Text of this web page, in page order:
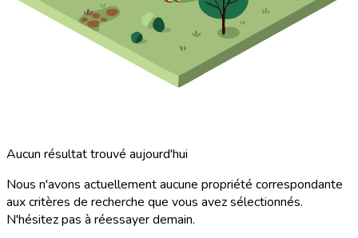
Aucun résultat trouvé aujourd'hui
Nous n'avons actuellement aucune propriété correspondante
aux critères de recherche que vous avez sélectionnés.
N'hésitez pas à réessayer demain.